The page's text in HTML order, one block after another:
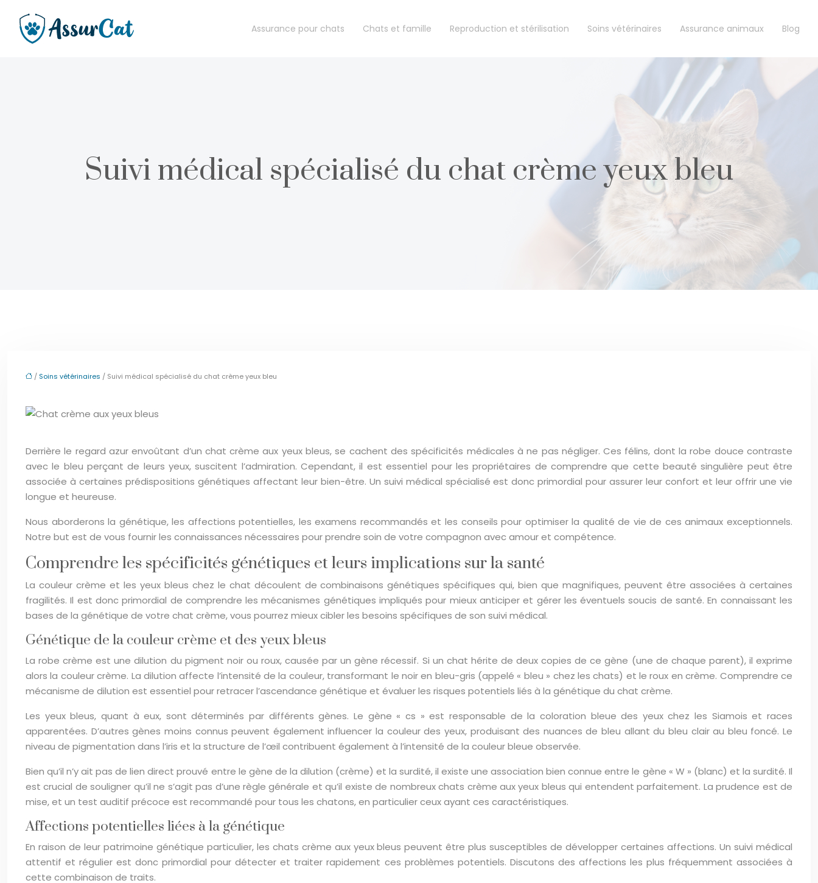
Assurance pour chats Chats et famille Reproduction et stérilisation Soins vétérinaires Assurance animaux Blog
Suivi médical spécialisé du chat crème yeux bleu
/ Soins vétérinaires / Suivi médical spécialisé du chat crème yeux bleu
Derrière le regard azur envoûtant d’un chat crème aux yeux bleus, se cachent des spécificités médicales à ne pas négliger. Ces félins, dont la robe douce contraste
avec le bleu perçant de leurs yeux, suscitent l’admiration. Cependant, il est essentiel pour les propriétaires de comprendre que cette beauté singulière peut être
associée à certaines prédispositions génétiques affectant leur bien-être. Un suivi médical spécialisé est donc primordial pour assurer leur confort et leur offrir une vie
longue et heureuse.
Nous aborderons la génétique, les affections potentielles, les examens recommandés et les conseils pour optimiser la qualité de vie de ces animaux exceptionnels.
Notre but est de vous fournir les connaissances nécessaires pour prendre soin de votre compagnon avec amour et compétence.
Comprendre les spécificités génétiques et leurs implications sur la santé
La couleur crème et les yeux bleus chez le chat découlent de combinaisons génétiques spécifiques qui, bien que magnifiques, peuvent être associées à certaines
fragilités. Il est donc primordial de comprendre les mécanismes génétiques impliqués pour mieux anticiper et gérer les éventuels soucis de santé. En connaissant les
bases de la génétique de votre chat crème, vous pourrez mieux cibler les besoins spécifiques de son suivi médical.
Génétique de la couleur crème et des yeux bleus
La robe crème est une dilution du pigment noir ou roux, causée par un gène récessif. Si un chat hérite de deux copies de ce gène (une de chaque parent), il exprime
alors la couleur crème. La dilution affecte l’intensité de la couleur, transformant le noir en bleu-gris (appelé « bleu » chez les chats) et le roux en crème. Comprendre ce
mécanisme de dilution est essentiel pour retracer l’ascendance génétique et évaluer les risques potentiels liés à la génétique du chat crème.
Les yeux bleus, quant à eux, sont déterminés par différents gènes. Le gène « cs » est responsable de la coloration bleue des yeux chez les Siamois et races
apparentées. D’autres gènes moins connus peuvent également influencer la couleur des yeux, produisant des nuances de bleu allant du bleu clair au bleu foncé. Le
niveau de pigmentation dans l’iris et la structure de l’œil contribuent également à l’intensité de la couleur bleue observée.
Bien qu’il n’y ait pas de lien direct prouvé entre le gène de la dilution (crème) et la surdité, il existe une association bien connue entre le gène « W » (blanc) et la surdité. Il
est crucial de souligner qu’il ne s’agit pas d’une règle générale et qu’il existe de nombreux chats crème aux yeux bleus qui entendent parfaitement. La prudence est de
mise, et un test auditif précoce est recommandé pour tous les chatons, en particulier ceux ayant ces caractéristiques.
Affections potentielles liées à la génétique
En raison de leur patrimoine génétique particulier, les chats crème aux yeux bleus peuvent être plus susceptibles de développer certaines affections. Un suivi médical
attentif et régulier est donc primordial pour détecter et traiter rapidement ces problèmes potentiels. Discutons des affections les plus fréquemment associées à
cette combinaison de traits.